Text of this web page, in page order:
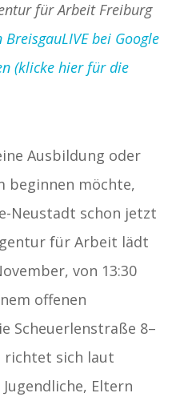
für Arbeit Freiburg
bei Google
(klicke hier für die
Ausbildung oder
beginnen möchte,
Neustadt schon jetzt
für Arbeit lädt
von 13:30
offenen
Scheuerlenstraße 8–
richtet sich laut
Eltern